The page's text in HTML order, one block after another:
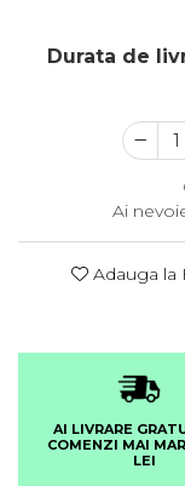
Durata de
Ai
Adauga la
AI LIVRARE
COMENZI MAI
LEI